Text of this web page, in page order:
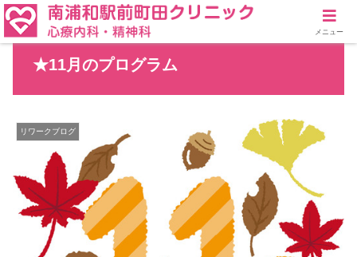
★11月のプログラム
リワークブログ
メニュー